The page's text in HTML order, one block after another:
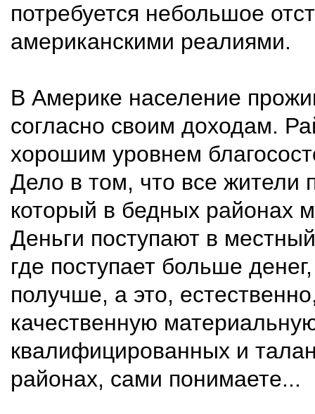
потребуется небольшое
американскими реалиями.
В Америке население
согласно своим доходам.
хорошим уровнем
Дело в том, что все жители
который в бедных районах
Деньги поступают в
где поступает больше
получше, а это,
качественную
квалифицированных и
районах, сами понимаете...